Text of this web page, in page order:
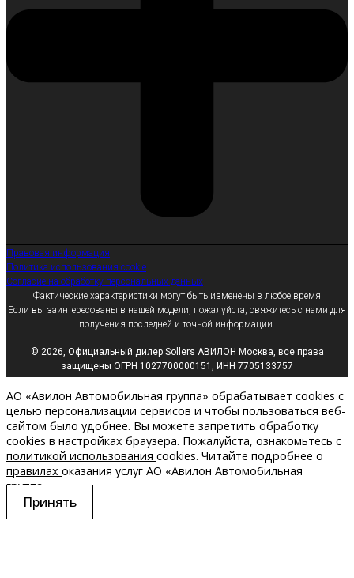
Правовая информация
Политика использования cookie
Согласие на обработку персональных данных
Фактические характеристики могут быть изменены в любое время
Если вы заинтересованы в нашей модели, пожалуйста, свяжитесь с нами для
получения последней и точной информации.
© 2026, Официальный дилер Sollers АВИЛОН Москва, все права
защищены ОГРН 1027700000151, ИНН 7705133757
АО «Авилон Автомобильная группа» обрабатывает cookies с
целью персонализации сервисов и чтобы пользоваться веб-
сайтом было удобнее. Вы можете запретить обработку
сookies в настройках браузера. Пожалуйста, ознакомьтесь с
политикой использования cookies. Читайте подробнее о
правилах оказания услуг АО «Авилон Автомобильная
группа».
Принять